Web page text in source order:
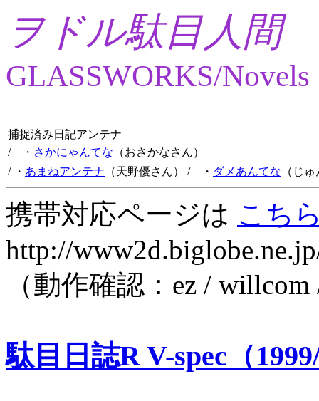
ヲドル駄目人間
GLASSWORKS/Novels
捕捉済み日記アンテナ
/ ・ さかにゃんてな （おさかなさん）
/ ・ あまねアンテナ （天野優さん） / ・ ダメあんてな （じ
携帯対応ページは こち
http://
（動作確認：ez /
駄目日誌R V-spec（